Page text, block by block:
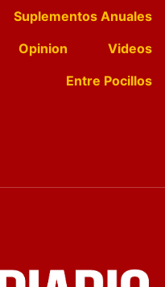
Suplementos Anuales
Opinion
Videos
Entre Pocillos